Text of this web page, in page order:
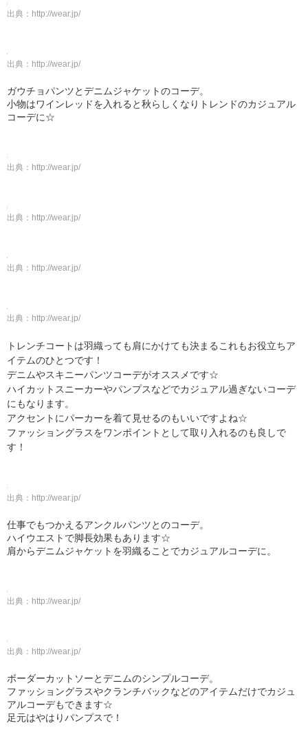
出典： http://wear.jp/
出典： http://wear.jp/
ガウチョパンツとデニムジャケットのコーデ。
小物はワインレッドを入れると秋らしくなりトレンドのカジュアル
コーデに☆
出典： http://wear.jp/
出典： http://wear.jp/
出典： http://wear.jp/
出典： http://wear.jp/
トレンチコートは羽織っても肩にかけても決まるこれもお役立ちア
イテムのひとつです！
デニムやスキニーパンツコーデがオススメです☆
ハイカットスニーカーやパンプスなどでカジュアル過ぎないコーデ
にもなります。
アクセントにパーカーを着て見せるのもいいですよね☆
ファッショングラスをワンポイントとして取り入れるのも良しで
す！
出典： http://wear.jp/
仕事でもつかえるアンクルパンツとのコーデ。
ハイウエストで脚長効果もあります☆
肩からデニムジャケットを羽織ることでカジュアルコーデに。
出典： http://wear.jp/
出典： http://wear.jp/
ボーダーカットソーとデニムのシンプルコーデ。
ファッショングラスやクランチバックなどのアイテムだけでカジュ
アルコーデもできます☆
足元はやはりパンプスで！